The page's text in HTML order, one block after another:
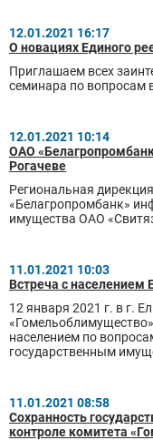
12.01.2021 16:17
О новациях Единого
Приглашаем всех
семинара по вопросам
12.01.2021 10:14
ОАО
Рогачеве
Региональная
«Белагропромбанк»
имущества ОАО
11.01.2021 10:03
Встреча с населением
12 января 2021 г. в г.
населением по
государственным
11.01.2021 08:58
Сохранность
контроле комитета